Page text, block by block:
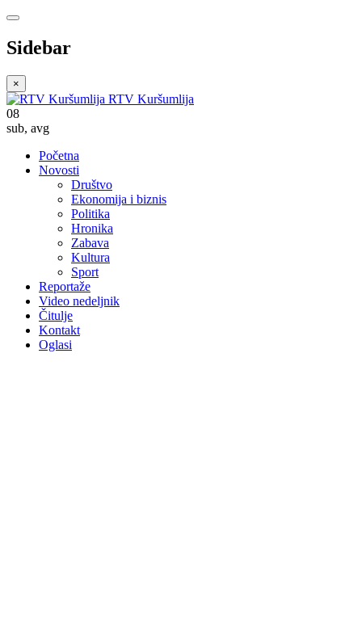
Sidebar
×
RTV Kuršumlija
08
sub, avg
Početna
Novosti
Društvo
Ekonomija i biznis
Politika
Hronika
Zabava
Kultura
Sport
Reportaže
Video nedeljnik
Čitulje
Kontakt
Oglasi